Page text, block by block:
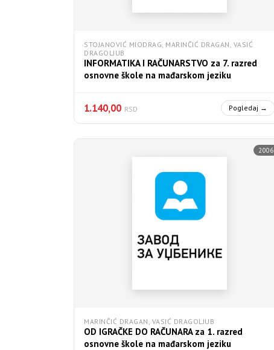
STOJANOVIĆ MIODRAG, MARINČIĆ DRAGAN, VASIĆ
DRAGOLJUB
INFORMATIKA I RAČUNARSTVO za 7. razred
osnovne škole na mađarskom jeziku
1.140,00 RSD Pogledaj →
2006
MARINČIĆ DRAGAN, VASIĆ DRAGOLJUB
OD IGRAČKE DO RAČUNARA za 1. razred
osnovne škole na mađarskom jeziku